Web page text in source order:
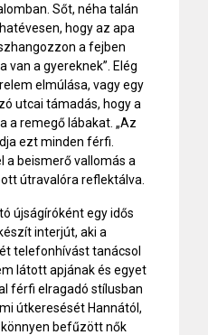
Sőt, néha talán
hogy az apa
a fejben
van a gyereknek”. Elég
elmúlása, vagy egy
utcai támadás, hogy a
a remegő lábakat. „Az
ezt minden férfi.
a beismerő vallomás a
útravalóra reflektálva.
újságíróként egy idős
interjút, aki a
telefonhívást tanácsol
látott apjának és egyet
férfi elragadó stílusban
útkeresését Hannától,
befűzött nők